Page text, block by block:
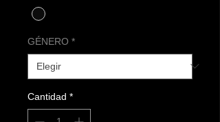
GÉNERO *
Cantidad *